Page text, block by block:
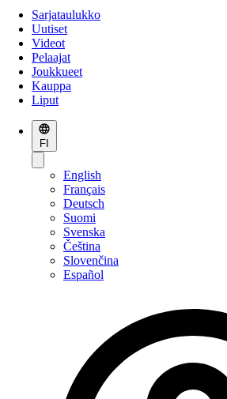
Sarjataulukko
Uutiset
Videot
Pelaajat
Joukkueet
Kauppa
Liput
FI
English
Français
Deutsch
Suomi
Svenska
Čeština
Slovenčina
Español